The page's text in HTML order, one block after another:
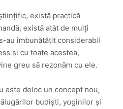
există practică
există atât de mulți
au îmbunătățit considerabil
și cu toate acestea,
greu să rezonăm cu ele.
este deloc un concept nou,
budiști, yoginilor și